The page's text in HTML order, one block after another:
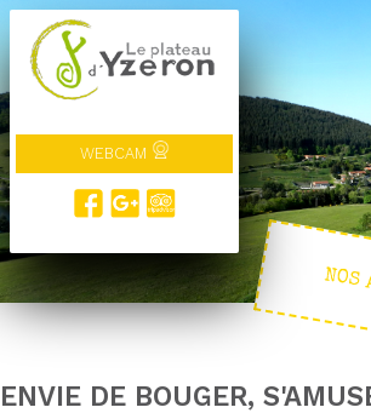
WEBCAM
ENVIE DE BOUGER,